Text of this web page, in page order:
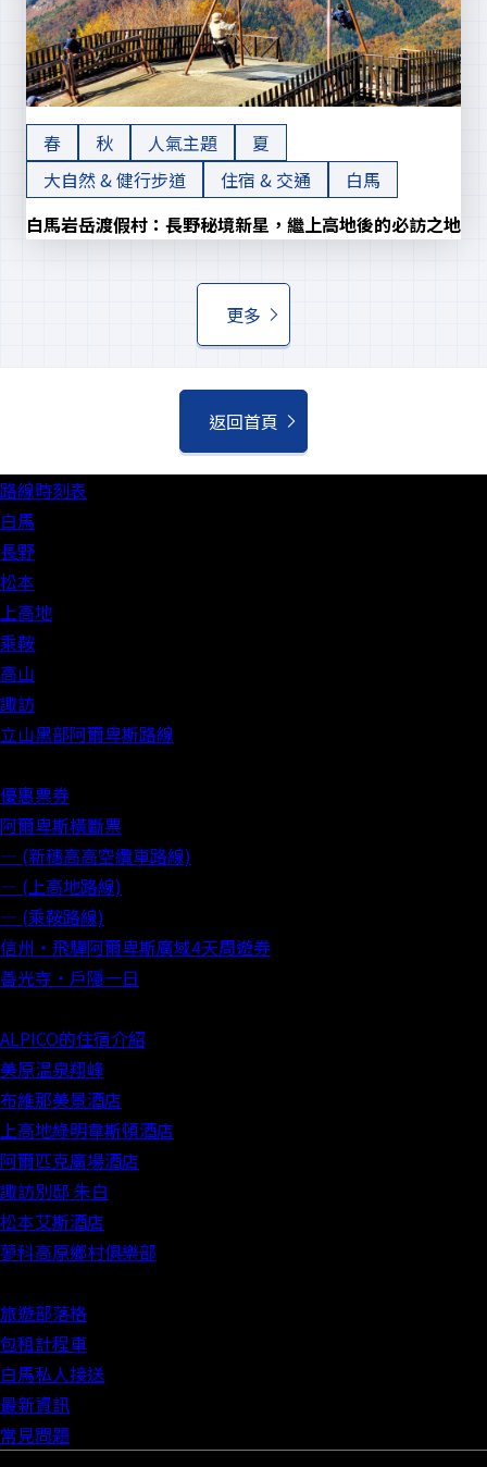
春 秋 人氣主題
夏
大自然 & 健行步道
住宿 & 交通
白馬
白馬岩岳渡假村：長野秘境新星，繼上高地後的必訪之地
更多
返回首頁
路線時刻表
白馬
長野
松本
上高地
乘鞍
高山
諏訪
立山黑部阿爾卑斯路線
優惠票券
阿爾卑斯橫斷票
― (新穗高高空纜車路線)
― (上高地路線)
― (乘鞍路線)
信州‧飛驒阿爾卑斯廣域4天周遊券
善光寺‧戶隱一日
ALPICO的住宿介紹
美原温泉翔峰
布維那美景酒店
上高地綠明韋斯頓酒店
阿爾匹克廣場酒店
諏訪別邸 朱白
松本艾斯酒店
蓼科高原鄉村俱樂部
旅遊部落格
包租計程車
白馬私人接送
最新資訊
常見問題